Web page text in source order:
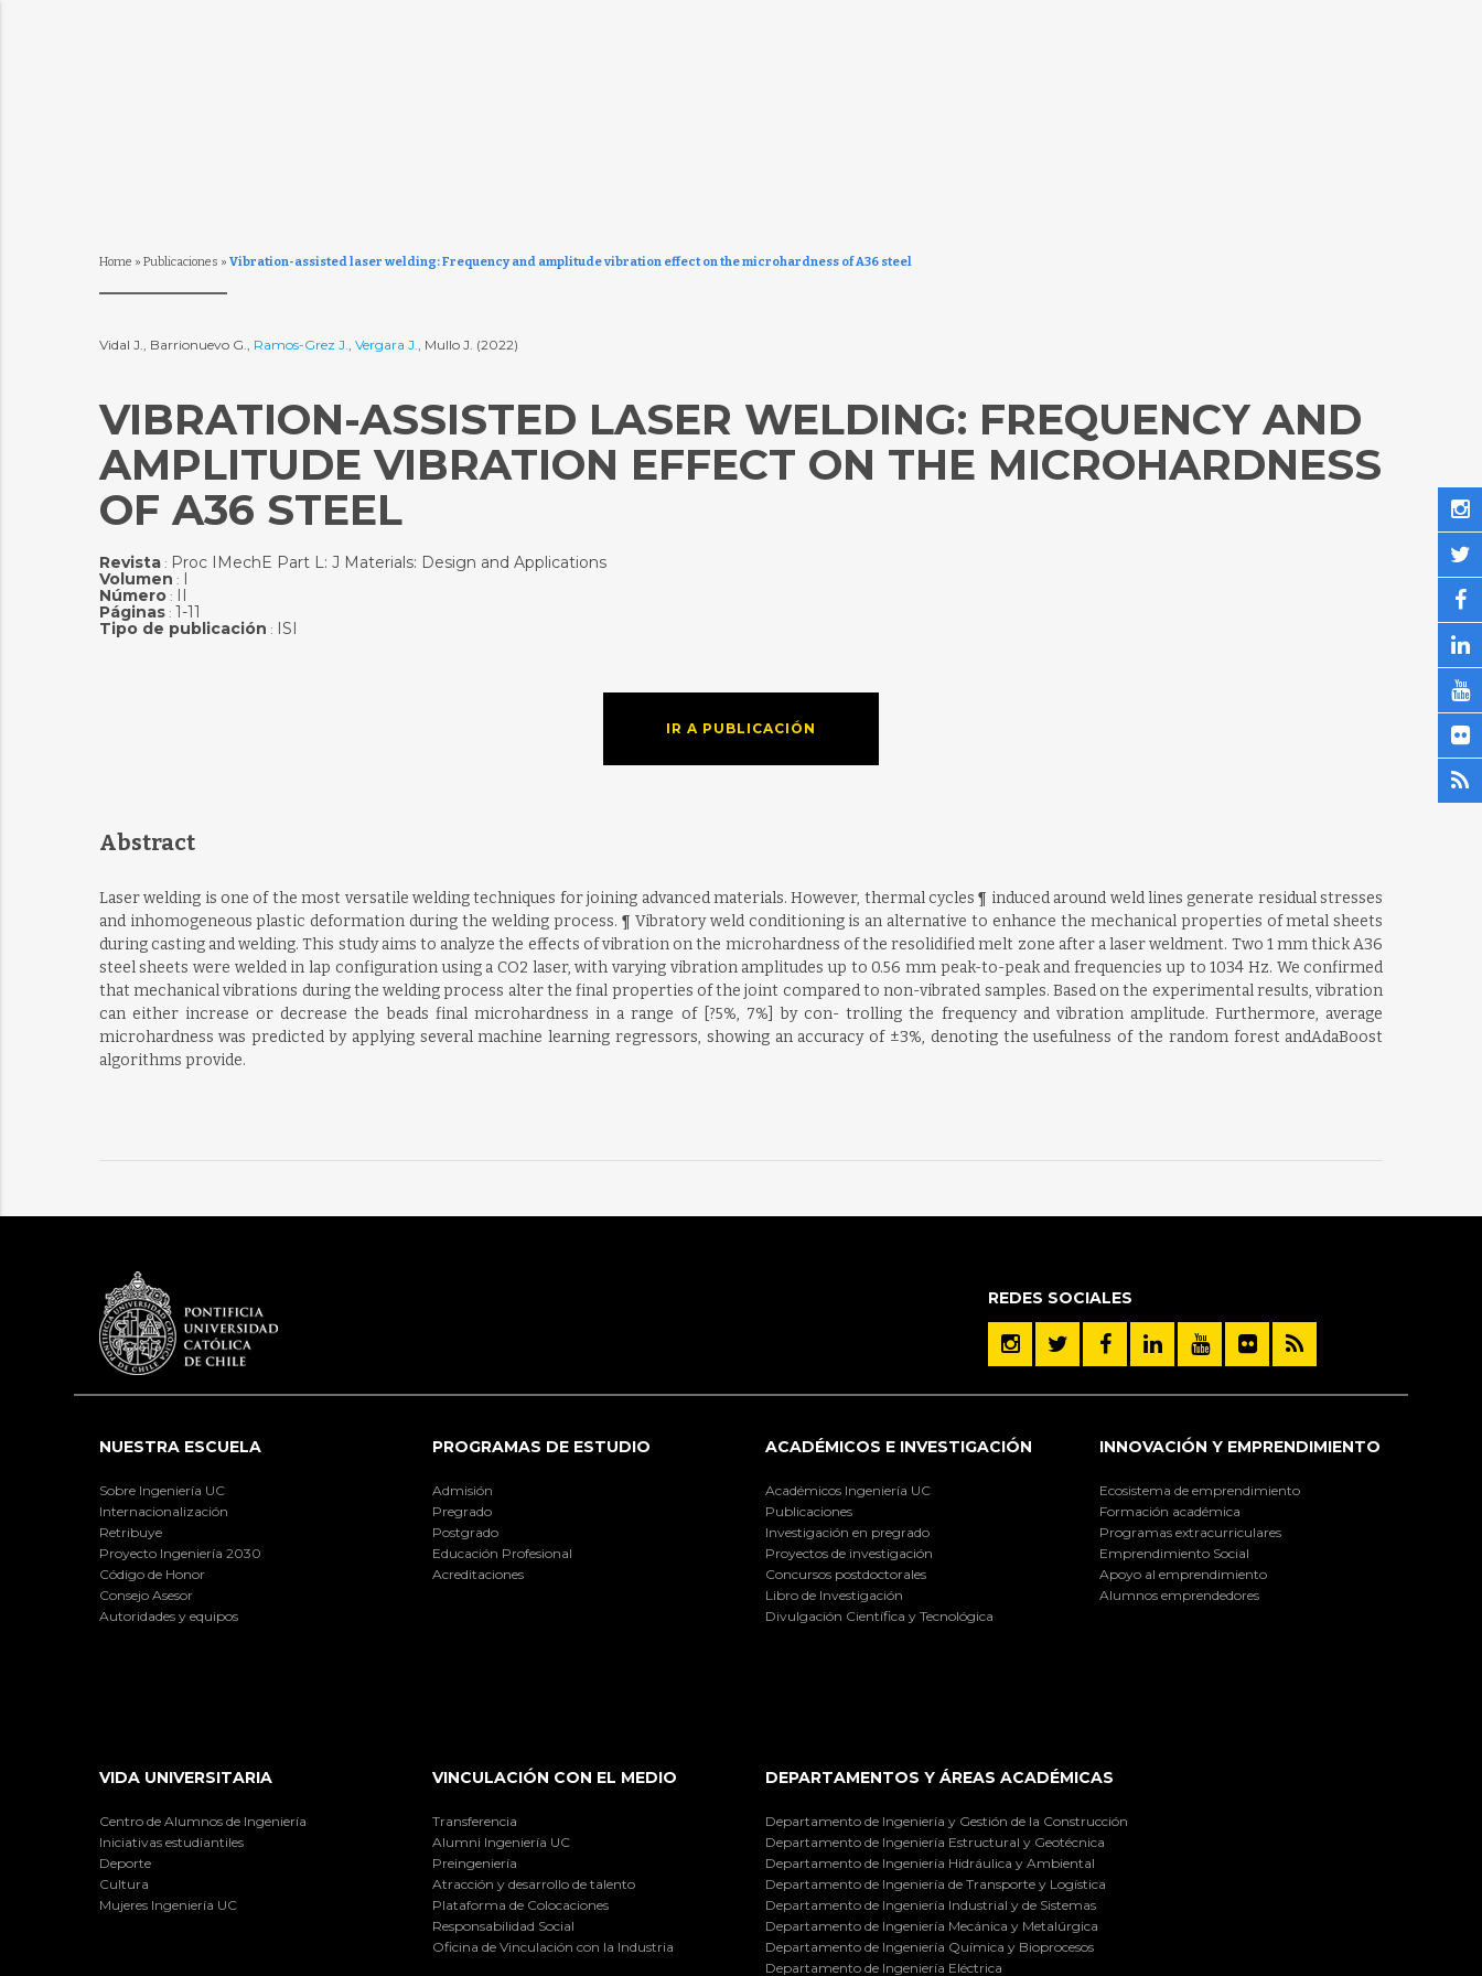
Home » Publicaciones » Vibration-assisted laser welding: Frequency and amplitude vibration effect on the microhardness of A36 steel
Vidal J., Barrionuevo G., Ramos-Grez J., Vergara J., Mullo J. (2022)
VIBRATION-ASSISTED LASER WELDING: FREQUENCY AND
AMPLITUDE VIBRATION EFFECT ON THE MICROHARDNESS
OF A36 STEEL
Revista: Proc IMechE Part L: J Materials: Design and Applications
Volumen : I
Número: II
Páginas: 1-11
Tipo de publicación : ISI
IR A PUBLICACIÓN
Abstract
Laser welding is one of the most versatile welding techniques for joining advanced materials. However, thermal cycles ¶ induced around weld lines generate residual stresses
and inhomogeneous plastic deformation during the welding process. ¶ Vibratory weld conditioning is an alternative to enhance the mechanical properties of metal sheets
during casting and welding. This study aims to analyze the effects of vibration on the microhardness of the resolidified melt zone after a laser weldment. Two 1 mm thick A36
steel sheets were welded in lap configuration using a CO2 laser, with varying vibration amplitudes up to 0.56 mm peak-to-peak and frequencies up to 1034 Hz. We confirmed
that mechanical vibrations during the welding process alter the final properties of the joint compared to non-vibrated samples. Based on the experimental results, vibration
can either increase or decrease the beads final microhardness in a range of [?5%, 7%] by con- trolling the frequency and vibration amplitude. Furthermore, average
microhardness was predicted by applying several machine learning regressors, showing an accuracy of ±3%, denoting the usefulness of the random forest andAdaBoost
algorithms provide.
REDES SOCIALES
NUESTRA ESCUELA
Sobre Ingeniería UC
Internacionalización
Retribuye
Proyecto Ingeniería 2030
Código de Honor
Consejo Asesor
Autoridades y equipos
PROGRAMAS DE ESTUDIO
Admisión
Pregrado
Postgrado
Educación Profesional
Acreditaciones
ACADÉMICOS E INVESTIGACIÓN
Académicos Ingeniería UC
Publicaciones
Investigación en pregrado
Proyectos de investigación
Concursos postdoctorales
Libro de Investigación
Divulgación Científica y Tecnológica
INNOVACIÓN Y EMPRENDIMIENTO
Ecosistema de emprendimiento
Formación académica
Programas extracurriculares
Emprendimiento Social
Apoyo al emprendimiento
Alumnos emprendedores
VIDA UNIVERSITARIA
Centro de Alumnos de Ingeniería
Iniciativas estudiantiles
Deporte
Cultura
Mujeres Ingeniería UC
VINCULACIÓN CON EL MEDIO
Transferencia
Alumni Ingeniería UC
Preingeniería
Atracción y desarrollo de talento
Plataforma de Colocaciones
Responsabilidad Social
Oficina de Vinculación con la Industria
DEPARTAMENTOS Y ÁREAS ACADÉMICAS
Departamento de Ingeniería y Gestión de la Construcción
Departamento de Ingeniería Estructural y Geotécnica
Departamento de Ingeniería Hidráulica y Ambiental
Departamento de Ingeniería de Transporte y Logística
Departamento de Ingeniería Industrial y de Sistemas
Departamento de Ingeniería Mecánica y Metalúrgica
Departamento de Ingeniería Química y Bioprocesos
Departamento de Ingeniería Eléctrica